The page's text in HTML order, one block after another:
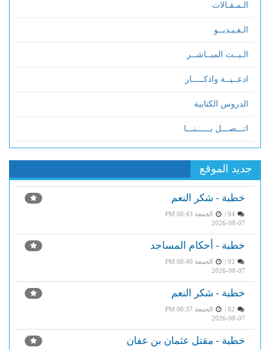
الـمـقـالات
الـفـيـديــو
الـبــث المبــاشــر
ادعــيــة واذكـــــار
الدروس الكتابية
اتـــصـــل بــــــنـــا
جديد الموقع
خطبة - شكر النعم
94 |
الجمعة PM 08:43
2026-08-07
خطبة - أحكام المساجد
الجمعة PM 08:40
2026-08-07
خطبة - شكر النعم
الجمعة PM 08:37
2026-08-07
خطبة - مقتل عثمان بن عفان